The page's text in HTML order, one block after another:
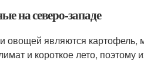
на северо-западе
являются картофель,
и короткое лето,